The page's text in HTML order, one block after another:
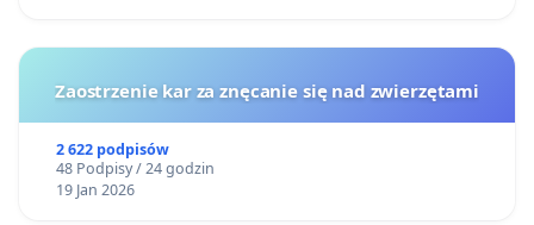
Zaostrzenie kar za znęcanie się nad zwierzętami
2 622 podpisów
48 Podpisy / 24 godzin
19 Jan 2026